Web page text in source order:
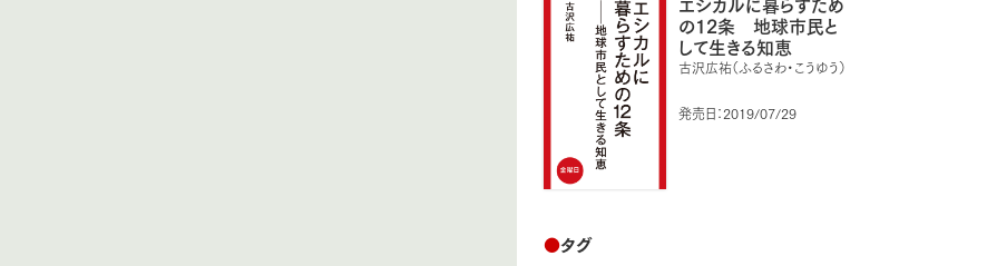
の12条 地球市民と
して生きる知恵
古沢広祐（ふるさわ・こうゆう）
発売日：2019/07/29
●タグ